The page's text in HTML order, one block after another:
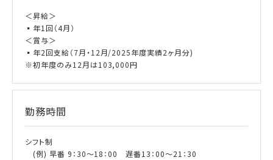
＜昇給＞
▪年1回（4月）
＜賞与＞
▪年2回支給（7月・12月/2025年度実績2ヶ月分)
※初年度のみ12月は103,000円
勤務時間
シフト制
(例) 早番 9：30～18：00 遅番13：00～21：30